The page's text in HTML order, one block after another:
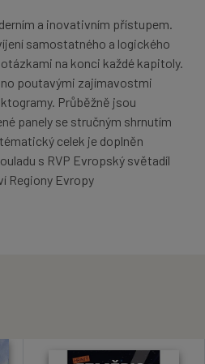
a inovativním přístupem.
samostatného a logického
na konci každé kapitoly.
poutavými zajímavostmi
Průběžně jsou
panely se stručným shrnutím
celek je doplněn
s RVP Evropský světadíl
Regiony Evropy